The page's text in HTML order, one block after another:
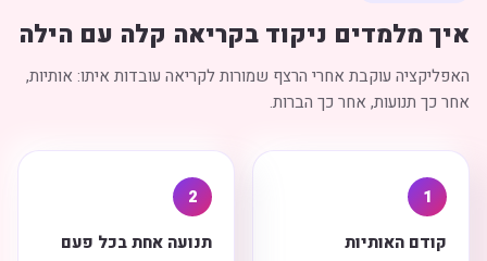
איך מלמדים ניקוד בקריאה קלה עם הילה
האפליקציה עוקבת אחרי הרצף שמורות לקריאה עובדות איתו: אותיות,
אחר כך תנועות, אחר כך הברות.
1
קודם האותיות
2
תנועה אחת בכל פעם